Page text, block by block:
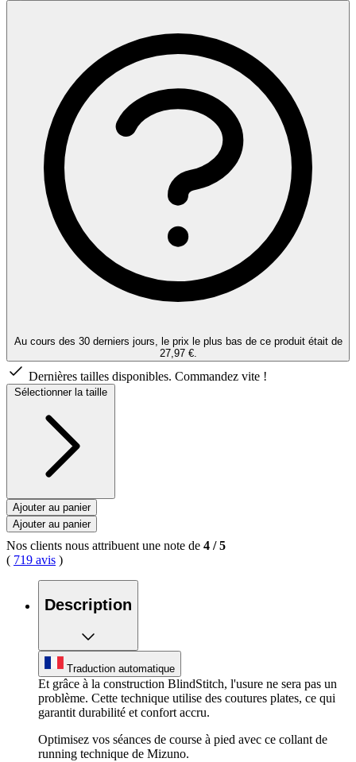
Au cours des 30 derniers jours, le prix le plus bas de ce produit était de
27,97 €.
Dernières tailles disponibles. Commandez vite !
Sélectionner la taille
Ajouter au panier
Ajouter au panier
Nos clients nous attribuent une note de 4 /5
( 719 avis )
Description
Traduction automatique
Et grâce à la construction BlindStitch, l'usure ne sera pas un
problème. Cette technique utilise des coutures plates, ce qui
garantit durabilité et confort accru.
Optimisez vos séances de course à pied avec ce collant de
running technique de Mizuno.